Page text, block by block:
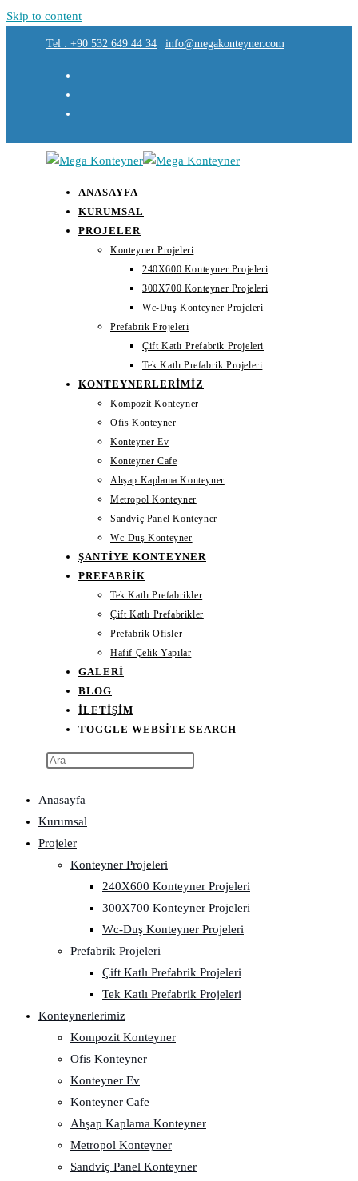
Skip to content
Tel : +90 532 649 44 34 info@megakonteyner.com
ANASAYFA
KURUMSAL
PROJELER
Konteyner Projeleri
240X600 Konteyner Projeleri
300X700 Konteyner Projeleri
Wc-Duş Konteyner Projeleri
Prefabrik Projeleri
Çift Katlı Prefabrik Projeleri
Tek Katlı Prefabrik Projeleri
KONTEYNERLERIMIZ
Kompozit Konteyner
Ofis Konteyner
Konteyner Ev
Konteyner Cafe
Ahşap Kaplama Konteyner
Metropol Konteyner
Sandviç Panel Konteyner
Wc-Duş Konteyner
ŞANTIYE KONTEYNER
PREFABRIK
Tek Katlı Prefabrikler
Çift Katlı Prefabrikler
Prefabrik Ofisler
Hafif Çelik Yapılar
GALERI
BLOG
İLETIŞIM
TOGGLE WEBSITE SEARCH
Anasayfa
Kurumsal
Projeler
Konteyner Projeleri
240X600 Konteyner Projeleri
300X700 Konteyner Projeleri
Wc-Duş Konteyner Projeleri
Prefabrik Projeleri
Çift Katlı Prefabrik Projeleri
Tek Katlı Prefabrik Projeleri
Konteynerlerimiz
Kompozit Konteyner
Ofis Konteyner
Konteyner Ev
Konteyner Cafe
Ahşap Kaplama Konteyner
Metropol Konteyner
Sandviç Panel Konteyner